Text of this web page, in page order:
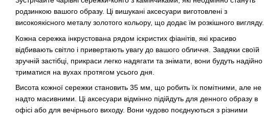
родзинкою вашого образу. Ці вишукані аксесуари виготовлені з
високоякісного металу золотого кольору, що додає їм розкішного вигляду.
Кожна сережка інкрустована рядом іскристих фіанітів, які красиво
відбивають світло і привертають увагу до вашого обличчя. Завдяки своїй
зручній застібці, прикраси легко надягати та знімати, вони будуть надійно
триматися на вухах протягом усього дня.
Висота кожної сережки становить 35 мм, що робить їх помітними, але не
надто масивними. Ці аксесуари відмінно підійдуть для денного образу в
офісі або для вечірнього виходу. Вони чудово поєднуються з різними